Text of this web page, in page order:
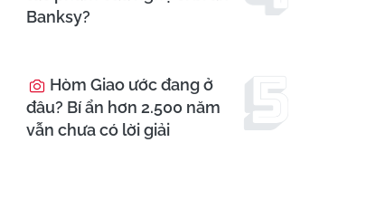
Banksy?
Hòm Giao ước đang ở
đâu? Bí ẩn hơn 2.500 năm
vẫn chưa có lời giải